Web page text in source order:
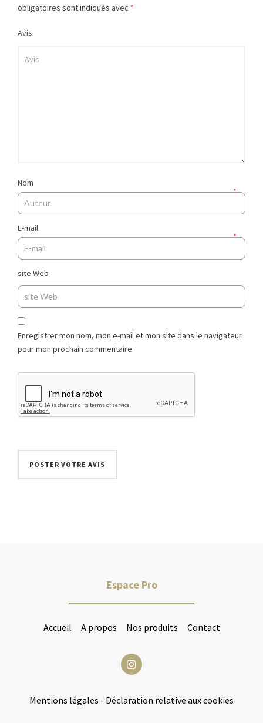
obligatoires sont indiqués avec *
Avis
Nom
*
E-mail
*
site Web
Enregistrer mon nom, mon e-mail et mon site dans le navigateur
pour mon prochain commentaire.
Espace Pro
Accueil A propos Nos produits Contact
Mentions légales - Déclaration relative aux cookies